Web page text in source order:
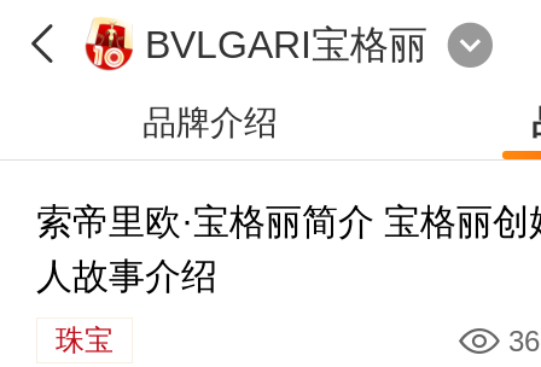
BVLGARI宝格丽
品牌介绍
索帝里欧·宝格丽简介 宝格丽创
人故事介绍
珠宝